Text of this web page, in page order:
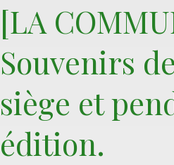
‎[LA
‎Souvenirs
siège et
édition.‎